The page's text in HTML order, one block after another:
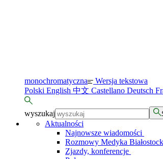
monochromatyczna Wersja tekstowa
Polski English 中文 Castellano Deutsch
wyszukaj
Aktualności
Najnowsze wiadomości
Rozmowy Medyka
Zjazdy, konferencje